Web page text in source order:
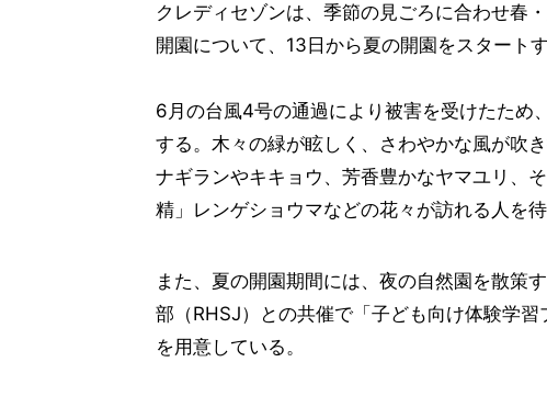
クレディセゾンは、季節の見ごろに合わせ春
開園について、13日から夏の開園をスタートす
6月の台風4号の通過により被害を受けたため
する。木々の緑が眩しく、さわやかな風が吹
ナギランやキキョウ、芳香豊かなヤマユリ、
精」レンゲショウマなどの花々が訪れる人を待
また、夏の開園期間には、夜の自然園を散策
部（RHSJ）との共催で「子ども向け体験学
を用意している。